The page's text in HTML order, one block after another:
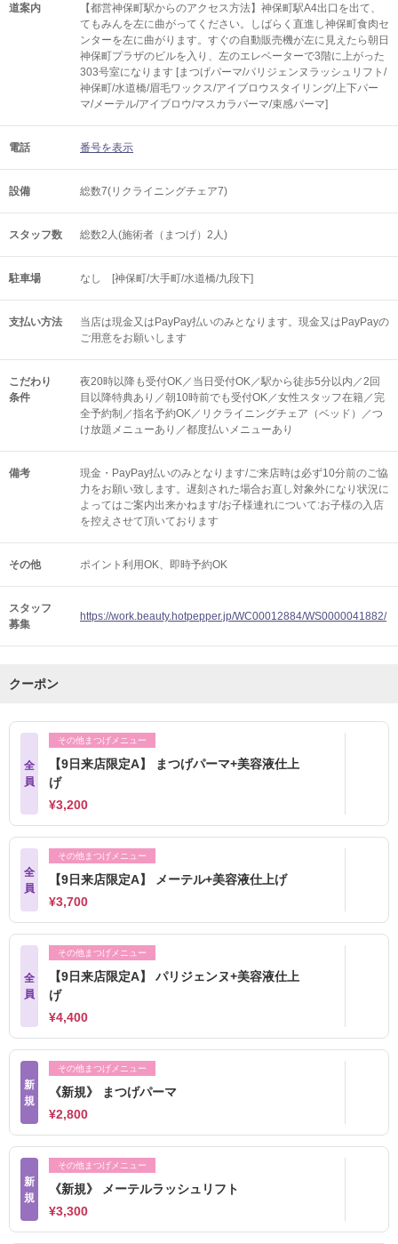
道案内
【都営神保町駅からのアクセス方法】神保町駅A4出口を出て、
てもみんを左に曲がってください。しばらく直進し神保町食肉セ
ンターを左に曲がります。すぐの自動販売機が左に見えたら朝日
神保町プラザのビルを入り、左のエレベーターで3階に上がった
303号室になります [まつげパーマ/パリジェンヌラッシュリフト/
神保町/水道橋/眉毛ワックス/アイブロウスタイリング/上下パー
マ/メーテル/アイブロウ/マスカラパーマ/束感パーマ]
電話 番号を表示
設備 総数7(リクライニングチェア7)
スタッフ数 総数2人(施術者（まつげ）2人)
駐車場 なし [神保町/大手町/水道橋/九段下]
支払い方法
当店は現金又はPayPay払いのみとなります。現金又はPayPayの
ご用意をお願いします
こだわり
条件
夜20時以降も受付OK／当日受付OK／駅から徒歩5分以内／2回
目以降特典あり／朝10時前でも受付OK／女性スタッフ在籍／完
全予約制／指名予約OK／リクライニングチェア（ベッド）／つ
け放題メニューあり／都度払いメニューあり
備考
現金・PayPay払いのみとなります/ご来店時は必ず10分前のご協
力をお願い致します。遅刻された場合お直し対象外になり状況に
よってはご案内出来かねます/お子様連れについて:お子様の入店
を控えさせて頂いております
その他 ポイント利用OK 即時予約OK
スタッフ
募集
https://work.beauty.hotpepper.jp/WC00012884/WS0000041882/
クーポン
全
員
その他まつげメニュー
【9日来店限定A】 まつげパーマ+美容液仕上
げ
¥3,200
全
員
その他まつげメニュー
【9日来店限定A】 メーテル+美容液仕上げ
¥3,700
全
員
その他まつげメニュー
【9日来店限定A】 パリジェンヌ+美容液仕上
げ
¥4,400
新
規
その他まつげメニュー
《新規》 まつげパーマ
¥2,800
新
規
その他まつげメニュー
《新規》 メーテルラッシュリフト
¥3,300